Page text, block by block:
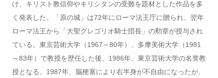
け、キリスト教信仰やキリシタンの受難を題材とした作品を多
く発表した。「原の城」は72年にローマ法王庁に贈られ、翌年
ローマ法王から「大聖グレゴリオ騎士団長」の勲章が授与され
ている。東京芸術大学（1967～80年）、多摩美術大学（1981
～83年）で教授を歴任した後、1986年、東京芸術大学の名誉教
授となる。1987年、脳梗塞により右半身が不自由になったが、